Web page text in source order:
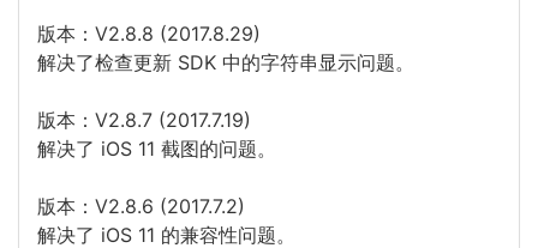
版本：V2.8.8 (2017.8.29)
解决了检查更新 SDK 中的字符串显示问题。
版本：V2.8.7 (2017.7.19)
解决了 iOS 11 截图的问题。
版本：V2.8.6 (2017.7.2)
解决了 iOS 11 的兼容性问题。